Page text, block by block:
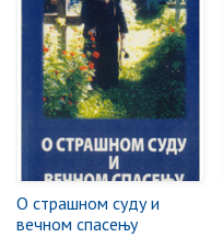
О страшном суду и
вечном спасењу